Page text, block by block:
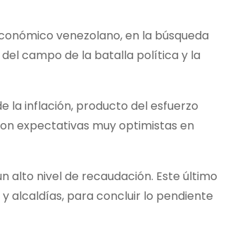
venezolano, en la búsqueda
campo de la batalla política y la
la inflación, producto del esfuerzo
expectativas muy optimistas en
alto nivel de recaudación. Este último
alcaldías, para concluir lo pendiente